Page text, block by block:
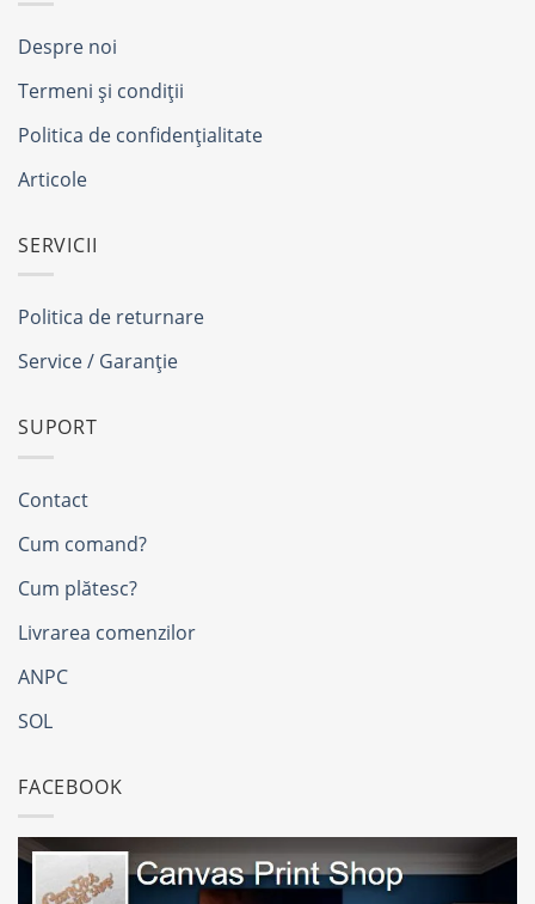
Despre noi
Termeni și condiții
Politica de confidențialitate
Articole
SERVICII
Politica de returnare
Service / Garanție
SUPORT
Contact
Cum comand?
Cum plătesc?
Livrarea comenzilor
ANPC
SOL
FACEBOOK